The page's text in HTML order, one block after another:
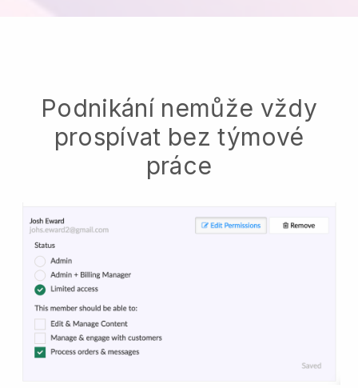
Podnikání nemůže vždy
prospívat bez týmové
práce